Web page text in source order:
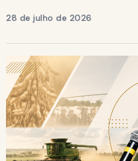
28 de julho de 2026